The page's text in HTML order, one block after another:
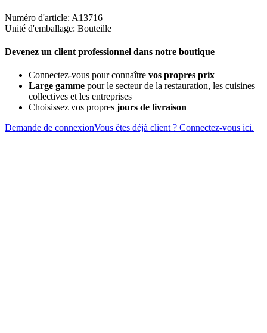
Numéro d'article: A13716
Unité d'emballage: Bouteille
Devenez un client professionnel dans notre boutique
Connectez-vous pour connaître vos propres prix
Large gamme pour le secteur de la restauration, les cuisines
collectives et les entreprises
Choisissez vos propres jours de livraison
Demande de connexionVous êtes déjà client ? Connectez-vous ici.